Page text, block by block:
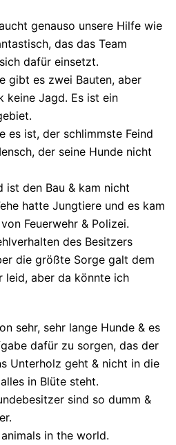
genauso unsere Hilfe wie
das das Team
dafür einsetzt.
gibt es zwei Bauten, aber
keine Jagd. Es ist ein
es ist, der schlimmste Feind
der seine Hunde nicht
ist den Bau & kam nicht
hatte Jungtiere und es kam
Feuerwehr & Polizei.
des Besitzers
die größte Sorge galt dem
leid, aber da könnte ich
sehr, sehr lange Hunde & es
dafür zu sorgen, das der
Unterholz geht & nicht in die
in Blüte steht.
sind so dumm &
in the world.